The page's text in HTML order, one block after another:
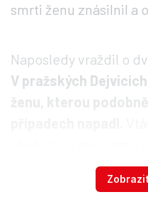
smrti ženu znásilnil a
Naposledy vraždil o
V pražských
ženu, kterou
provazem a znásilnil.